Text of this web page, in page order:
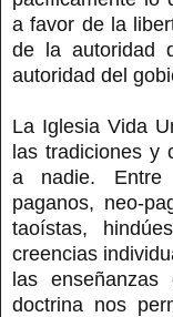
a favor de la
de la autoridad
autoridad del
La Iglesia Vida
las tradiciones y
a nadie. Entre
paganos, neo-
taoístas,
creencias
las
doctrina nos